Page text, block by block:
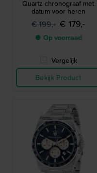
Quartz chronograaf met
datum voor heren
€ 199,- € 179,-
● Op voorraad
Vergelijk
Bekijk Product